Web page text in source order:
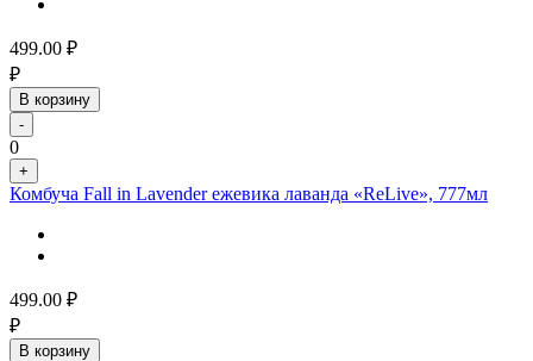
499.00 ₽
₽
В корзину
-
0
+
Комбуча Fall in Lavender ежевика лаванда «ReLive», 777мл
499.00 ₽
₽
В корзину